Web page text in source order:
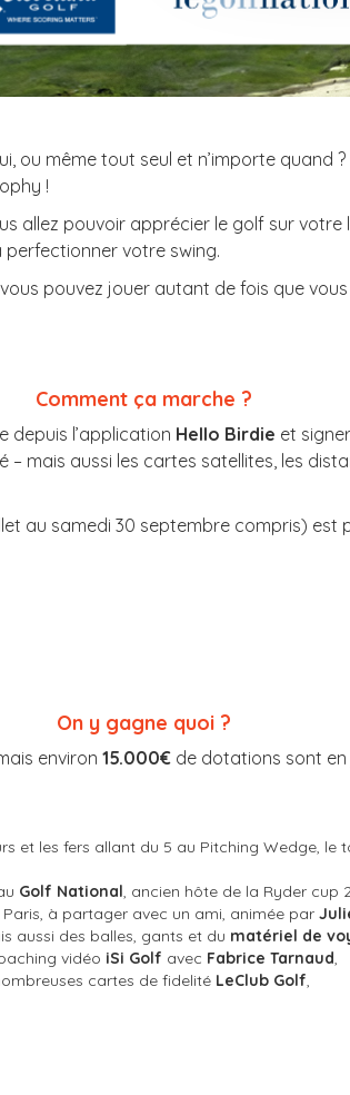
ou même tout seul et n’importe quand ?
!
allez pouvoir apprécier le golf sur
votre swing.
pouvez jouer autant de fois que
Comment ça marche ?
l’application Hello Birdie et
mais aussi les cartes satellites, les
au samedi 30 septembre compris)
On y gagne quoi ?
environ 15.000€ de dotations sont
et les fers allant du 5 au Pitching Wedge, le
Golf National , ancien hôte de la Ryder
Paris, à partager avec un ami, animée par
aussi des balles, gants et du matériel de
vidéo iSi Golf avec Fabrice Tarnaud
cartes de fidelité LeClub Golf